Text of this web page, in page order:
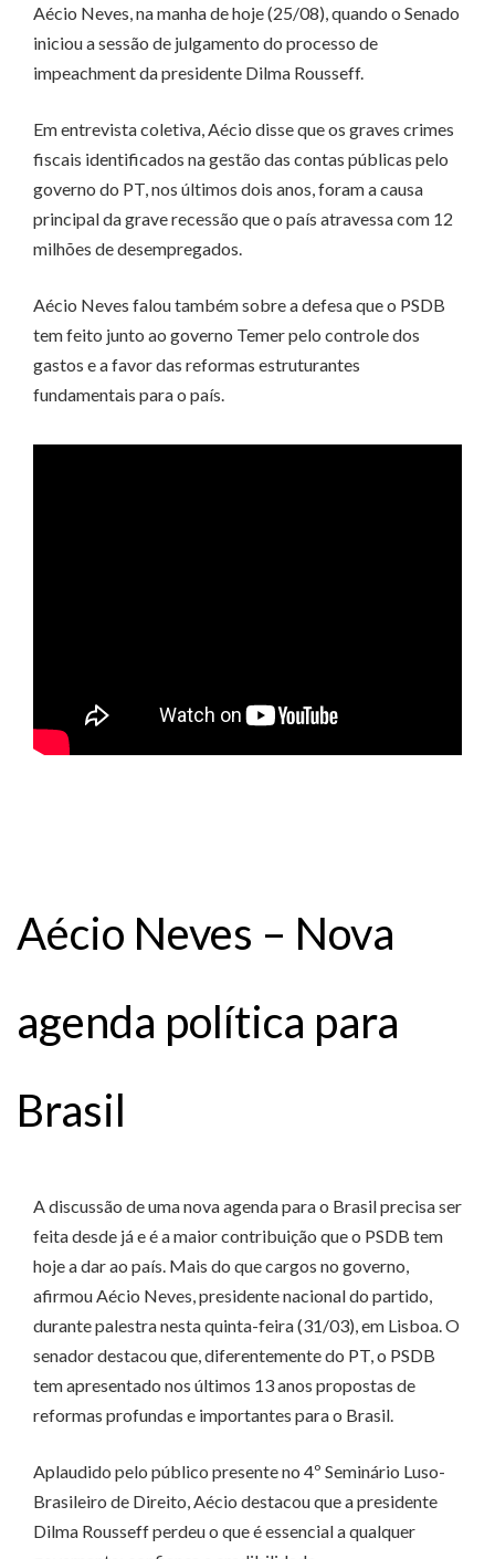
Aécio Neves, na manha de hoje (25/08), quando o Senado
iniciou a sessão de julgamento do processo de
impeachment da presidente Dilma Rousseff.
Em entrevista coletiva, Aécio disse que os graves crimes
fiscais identificados na gestão das contas públicas pelo
governo do PT, nos últimos dois anos, foram a causa
principal da grave recessão que o país atravessa com 12
milhões de desempregados.
Aécio Neves falou também sobre a defesa que o PSDB
tem feito junto ao governo Temer pelo controle dos
gastos e a favor das reformas estruturantes
fundamentais para o país.
Aécio Neves – Nova
agenda política para
Brasil
A discussão de uma nova agenda para o Brasil precisa ser
feita desde já e é a maior contribuição que o PSDB tem
hoje a dar ao país. Mais do que cargos no governo,
afirmou Aécio Neves, presidente nacional do partido,
durante palestra nesta quinta-feira (31/03), em Lisboa. O
senador destacou que, diferentemente do PT, o PSDB
tem apresentado nos últimos 13 anos propostas de
reformas profundas e importantes para o Brasil.
Aplaudido pelo público presente no 4º Seminário Luso-
Brasileiro de Direito, Aécio destacou que a presidente
Dilma Rousseff perdeu o que é essencial a qualquer